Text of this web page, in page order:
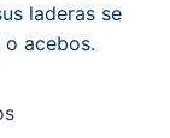
laderas se
acebos.